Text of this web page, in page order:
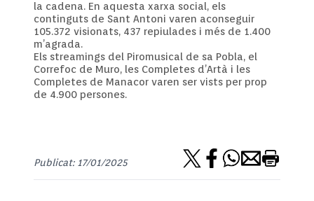
la cadena. En aquesta xarxa social, els
continguts de Sant Antoni varen aconseguir
105.372 visionats, 437 repiulades i més de 1.400
m’agrada.
Els streamings del Piromusical de sa Pobla, el
Correfoc de Muro, les Completes d’Artà i les
Completes de Manacor varen ser vists per prop
de 4.900 persones.
Publicat: 17/01/2025